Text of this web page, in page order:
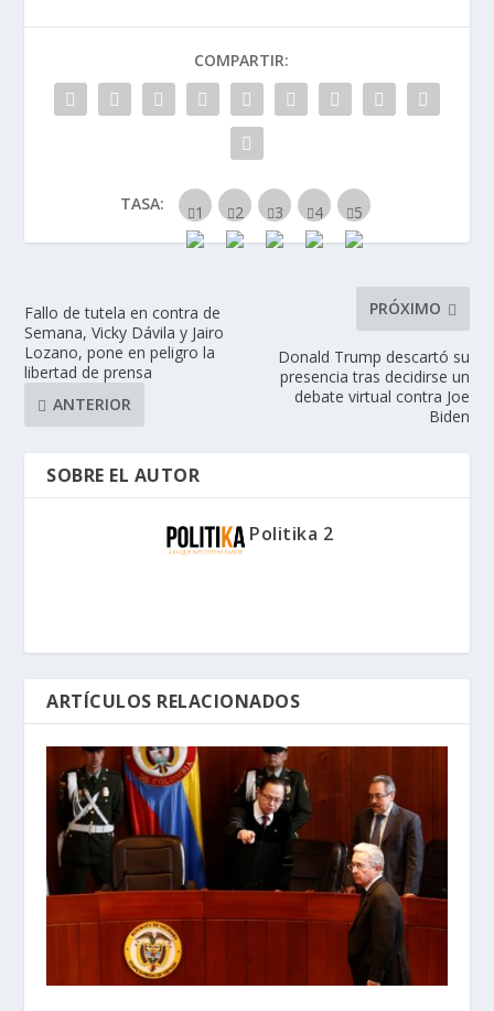
COMPARTIR:
TASA:
Fallo de tutela en contra de
Semana, Vicky Dávila y Jairo
Lozano, pone en peligro la
libertad de prensa
ANTERIOR
PRÓXIMO
Donald Trump descartó su
presencia tras decidirse un
debate virtual contra Joe
Biden
SOBRE EL AUTOR
Politika 2
ARTÍCULOS RELACIONADOS